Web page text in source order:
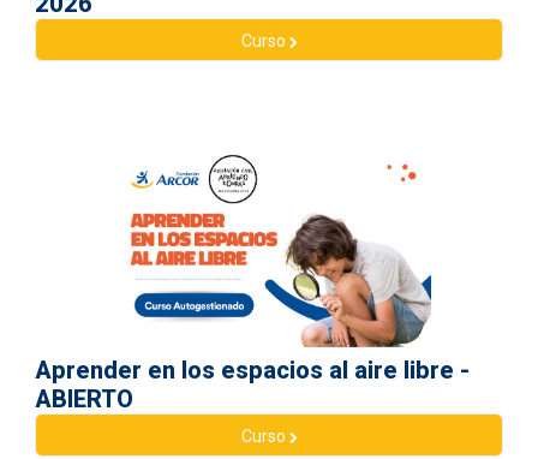
Curso
Aprender en los espacios al aire libre -
ABIERTO
Curso